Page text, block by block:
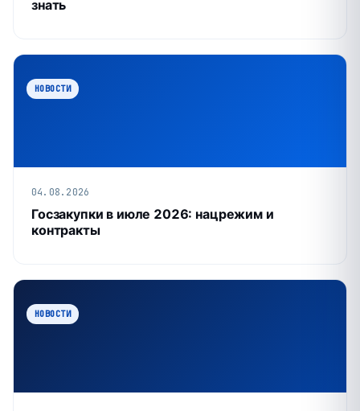
знать
НОВОСТИ
04.08.2026
Госзакупки в июле 2026: нацрежим и
контракты
НОВОСТИ